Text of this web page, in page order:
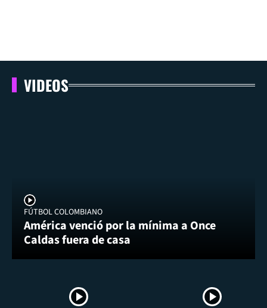
VIDEOS
FÚTBOL COLOMBIANO
América venció por la mínima a Once
Caldas fuera de casa